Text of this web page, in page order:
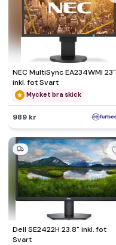
NEC MultiSync EA234WMI 23"
inkl. fot Svart
Mycket bra skick
989 kr
Dell SE2422H 23.8" inkl. fot
Svart